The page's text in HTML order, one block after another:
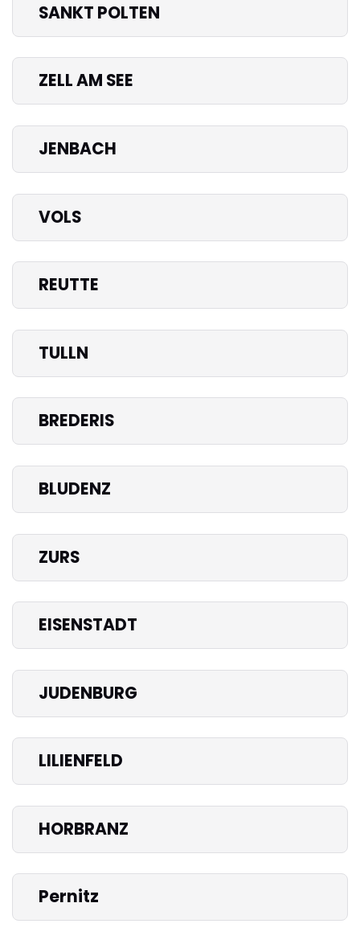
SANKT POLTEN
ZELL AM SEE
JENBACH
VOLS
REUTTE
TULLN
BREDERIS
BLUDENZ
ZURS
EISENSTADT
JUDENBURG
LILIENFELD
HORBRANZ
Pernitz